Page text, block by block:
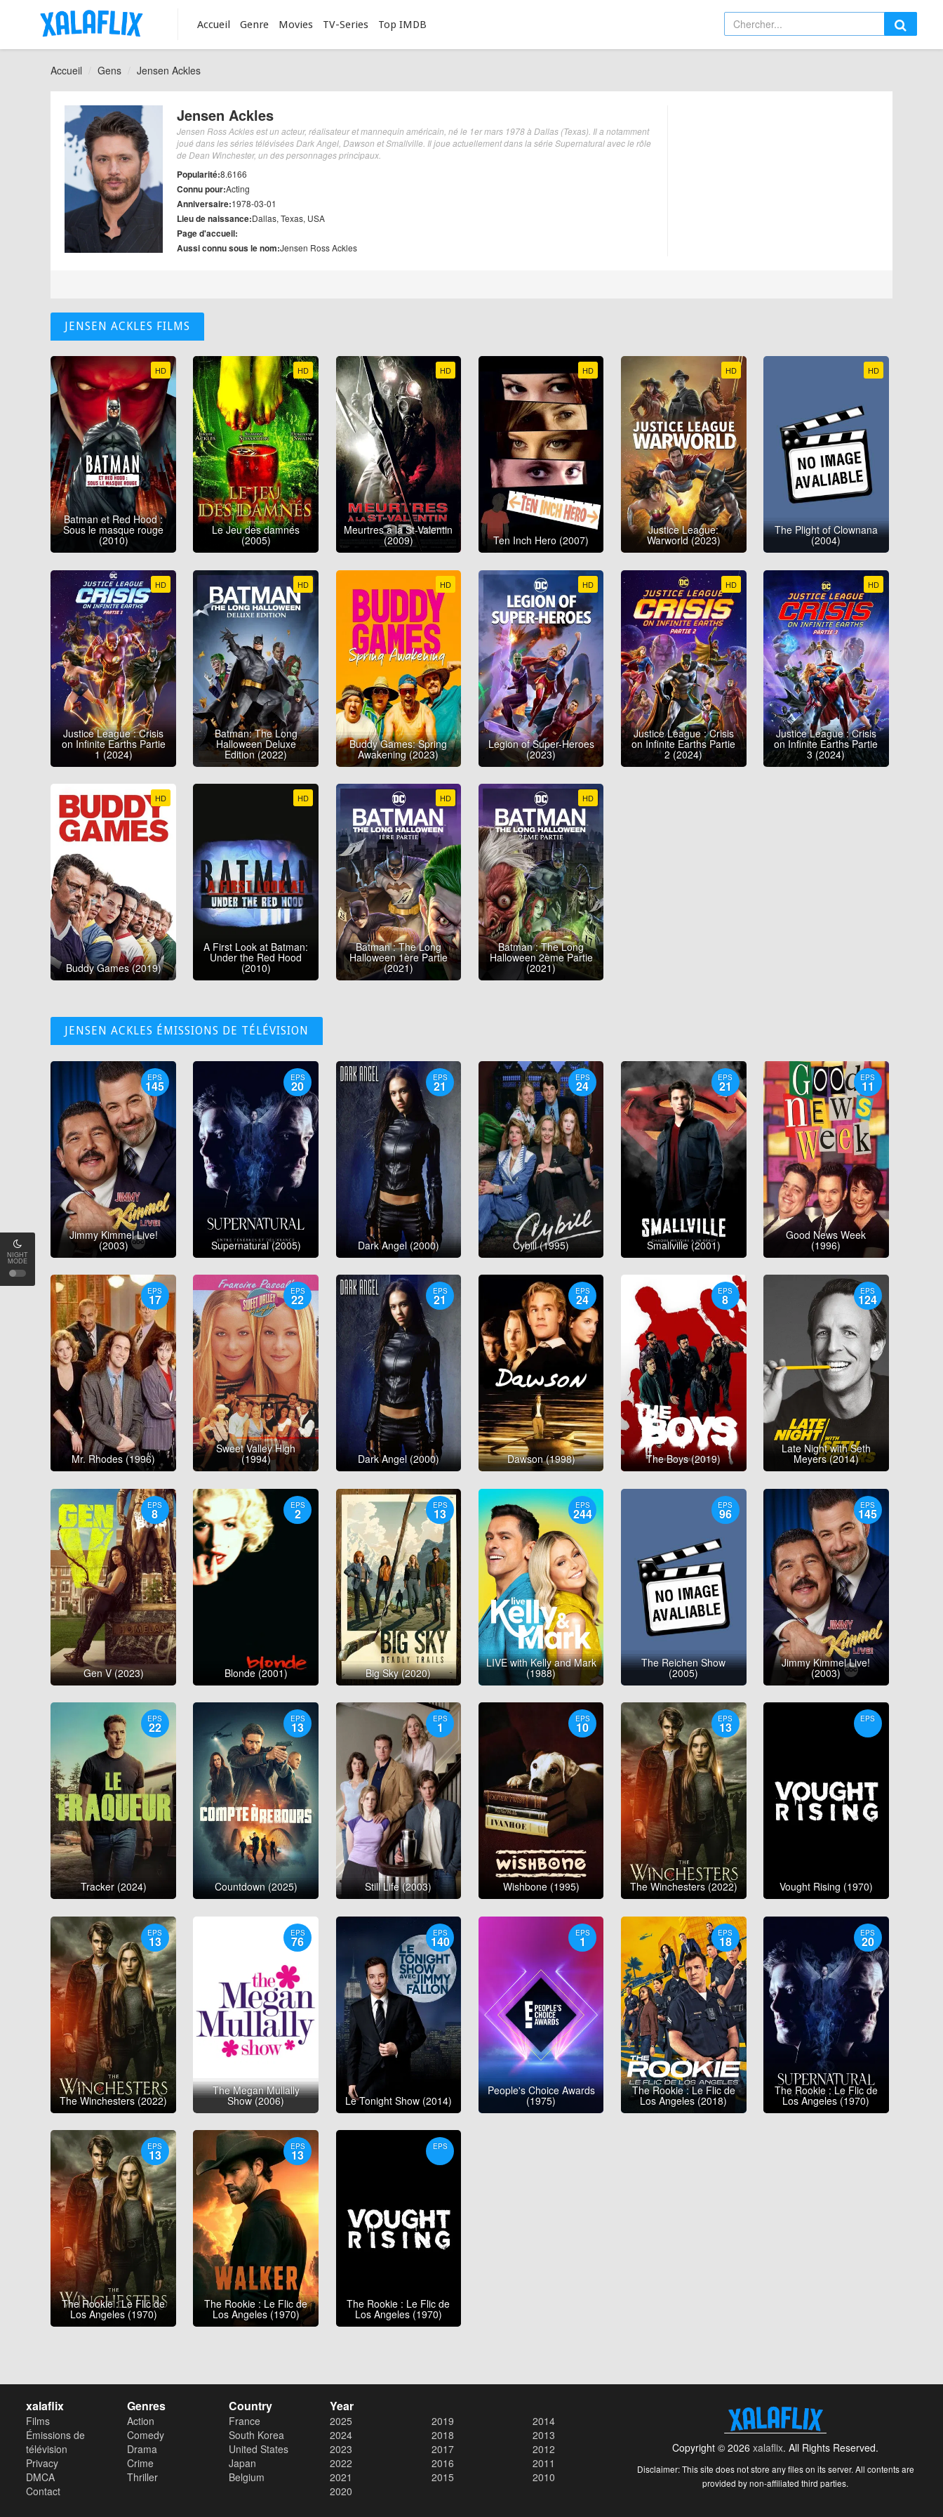
NIGHT
MODE
Accueil Genre Movies TV-Series Top IMDB
Accueil Gens Jensen Ackles
Jensen Ackles
Jensen Ross Ackles est un acteur, réalisateur et mannequin américain, né le 1er mars 1978 à Dallas (Texas). Il a notamment
joué dans les séries télévisées Dark Angel, Dawson et Smallville. Il joue actuellement dans la série Supernatural avec le rôle
de Dean Winchester, un des personnages principaux.
Popularité:8.6166
Connu pour:Acting
Anniversaire:1978-03-01
Lieu de naissance:Dallas, Texas, USA
Page d'accueil:
Aussi connu sous le nom:Jensen Ross Ackles
JENSEN ACKLES FILMS
HD
Batman et Red Hood :
Sous le masque rouge
(2010)
HD
Le Jeu des damnés
(2005)
HD
Meurtres à la St-Valentin
(2009)
HD
Ten Inch Hero (2007)
HD
Justice League:
Warworld (2023)
HD
The Plight of Clownana
(2004)
HD
Justice League : Crisis
on Infinite Earths Partie
1 (2024)
HD
Batman: The Long
Halloween Deluxe
Edition (2022)
HD
Buddy Games: Spring
Awakening (2023)
HD
Legion of Super-Heroes
(2023)
HD
Justice League : Crisis
on Infinite Earths Partie
2 (2024)
HD
Justice League : Crisis
on Infinite Earths Partie
3 (2024)
HD
Buddy Games (2019)
HD
A First Look at Batman:
Under the Red Hood
(2010)
HD
Batman : The Long
Halloween 1ère Partie
(2021)
HD
Batman : The Long
Halloween 2ème Partie
(2021)
JENSEN ACKLES ÉMISSIONS DE TÉLÉVISION
EPS
145
Jimmy Kimmel Live!
(2003)
EPS
20
Supernatural (2005)
EPS
21
Dark Angel (2000)
EPS
24
Cybill (1995)
EPS
21
Smallville (2001)
EPS
11
Good News Week
(1996)
EPS
17
Mr. Rhodes (1996)
EPS
22
Sweet Valley High
(1994)
EPS
21
Dark Angel (2000)
EPS
24
Dawson (1998)
EPS
8
The Boys (2019)
EPS
124
Late Night with Seth
Meyers (2014)
EPS
8
Gen V (2023)
EPS
2
Blonde (2001)
EPS
13
Big Sky (2020)
EPS
244
LIVE with Kelly and Mark
(1988)
EPS
96
The Reichen Show
(2005)
EPS
145
Jimmy Kimmel Live!
(2003)
EPS
22
Tracker (2024)
EPS
13
Countdown (2025)
EPS
1
Still Life (2003)
EPS
10
Wishbone (1995)
EPS
13
The Winchesters (2022)
EPS
Vought Rising (1970)
EPS
13
The Winchesters (2022)
EPS
76
The Megan Mullally
Show (2006)
EPS
140
Le Tonight Show (2014)
EPS
1
People's Choice Awards
(1975)
EPS
18
The Rookie : Le Flic de
Los Angeles (2018)
EPS
20
The Rookie : Le Flic de
Los Angeles (1970)
EPS
13
The Rookie : Le Flic de
Los Angeles (1970)
EPS
13
The Rookie : Le Flic de
Los Angeles (1970)
EPS
The Rookie : Le Flic de
Los Angeles (1970)
xalaflix
Films
Émissions de
télévision
Privacy
DMCA
Contact
Genres
Action
Comedy
Drama
Crime
Thriller
Country
France
South Korea
United States
Japan
Belgium
Year
2025
2024
2023
2022
2021
2020
2019
2018
2017
2016
2015
2014
2013
2012
2011
2010
Copyright © 2026xalaflix. All Rights Reserved.
Disclaimer: This site does not store any files on its server. All contents are
provided by non-affiliated third parties.